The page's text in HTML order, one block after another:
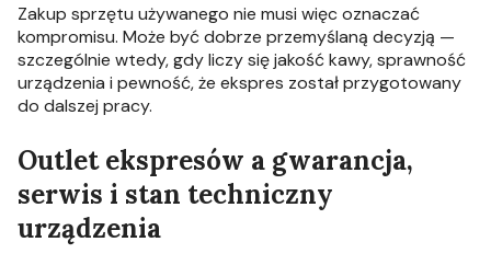
Zakup sprzętu używanego nie musi więc oznaczać
kompromisu. Może być dobrze przemyślaną decyzją —
szczególnie wtedy, gdy liczy się jakość kawy, sprawność
urządzenia i pewność, że ekspres został przygotowany
do dalszej pracy.
Outlet ekspresów a gwarancja,
serwis i stan techniczny
urządzenia